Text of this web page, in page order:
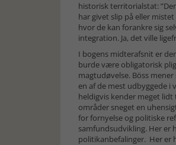
histo­risk territorialstat:
har givet slip på eller
hvor de kan forankre sig
integration. Ja, det ville
I bogens midterafsnit er
burde være obligatorisk
magtudøvelse. Böss
en af de mest udbyggede
heldigvis kender meget
områder sneget en
for fornyelse og politiske
samfunds­udvikling. Her er
politikanbefalinger. Her er